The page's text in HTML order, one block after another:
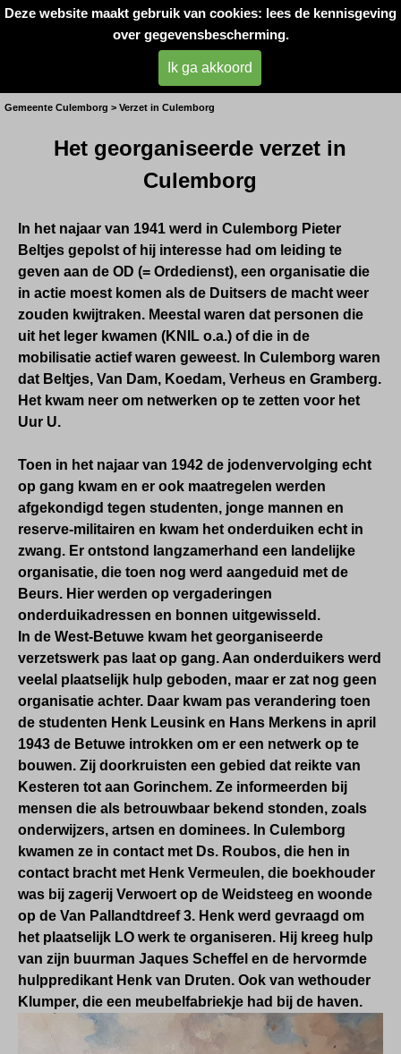
Deze website maakt gebruik van cookies: lees de kennisgeving
over gegevensbescherming.
Ik ga akkoord
Oorlogsslachtoffers
West- Betuwe
Verzet rond Culemborg
Gemeente Culemborg > Verzet in Culemborg
Het georganiseerde verzet in
Culemborg
In het najaar van 1941 werd in Culemborg Pieter
Beltjes gepolst of hij interesse had om leiding te
geven aan de OD (= Ordedienst), een organisatie die
in actie moest komen als de Duitsers de macht weer
zouden kwijtraken. Meestal waren dat personen die
uit het leger kwamen (KNIL o.a.) of die in de
mobilisatie actief waren geweest. In Culemborg waren
dat Beltjes, Van Dam, Koedam, Verheus en Gramberg.
Het kwam neer om netwerken op te zetten voor het
Uur U.
Toen in het najaar van 1942 de jodenvervolging echt
op gang kwam en er ook maatregelen werden
afgekondigd tegen studenten, jonge mannen en
reserve-militairen en kwam het onderduiken echt in
zwang. Er ontstond langzamerhand een landelijke
organisatie, die toen nog werd aangeduid met de
Beurs. Hier werden op vergaderingen
onderduikadressen en bonnen uitgewisseld.
In de West-Betuwe kwam het georganiseerde
verzetswerk pas laat op gang. Aan onderduikers werd
veelal plaatselijk hulp geboden, maar er zat nog geen
organisatie achter. Daar kwam pas verandering toen
de studenten Henk Leusink en Hans Merkens in april
1943 de Betuwe introkken om er een netwerk op te
bouwen. Zij doorkruisten een gebied dat reikte van
Kesteren tot aan Gorinchem. Ze informeerden bij
mensen die als betrouwbaar bekend stonden, zoals
onderwijzers, artsen en dominees. In Culemborg
kwamen ze in contact met Ds. Roubos, die hen in
contact bracht met Henk Vermeulen, die boekhouder
was bij zagerij Verwoert op de Weidsteeg en woonde
op de Van Pallandtdreef 3. Henk werd gevraagd om
het plaatselijk LO werk te organiseren. Hij kreeg hulp
van zijn buurman Jaques Scheffel en de hervormde
hulppredikant Henk van Druten. Ook van wethouder
Klumper, die een meubelfabriekje had bij de haven.